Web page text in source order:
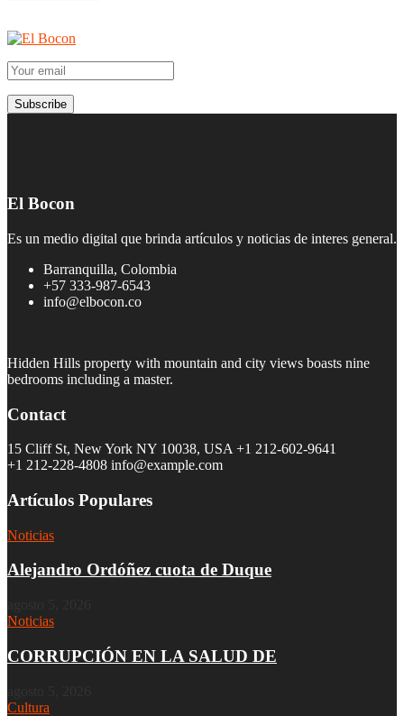
El Bocon
Es un medio digital que brinda artículos y noticias de interes general.
Barranquilla, Colombia
+57 333-987-6543
info@elbocon.co
Hidden Hills property with mountain and city views boasts nine
bedrooms including a master.
Contact
15 Cliff St, New York NY 10038, USA +1 212-602-9641
+1 212-228-4808 info@example.com
Artículos Populares
Noticias
Alejandro Ordóñez cuota de Duque
Noticias
CORRUPCIÓN EN LA SALUD DE
Cultura